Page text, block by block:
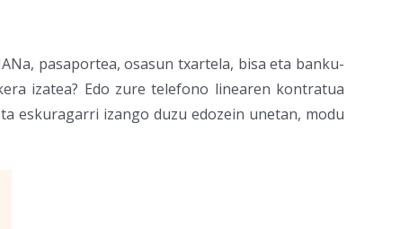
pasaportea, osasun txartela, bisa eta banku-
izatea? Edo zure telefono linearen kontratua
eskuragarri izango duzu edozein unetan, modu